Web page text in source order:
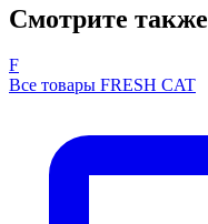
Смотрите также
F
Все товары FRESH CAT